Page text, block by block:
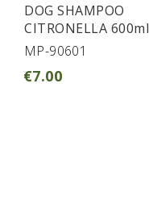
DOG SHAMPOO
CITRONELLA 600ml
MP-90601
€7.00